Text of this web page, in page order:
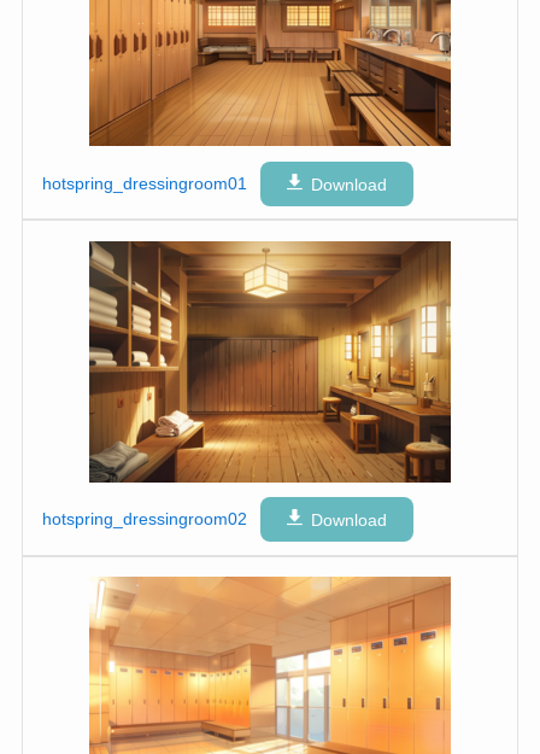
hotspring_dressingroom01 Download
hotspring_dressingroom02 Download